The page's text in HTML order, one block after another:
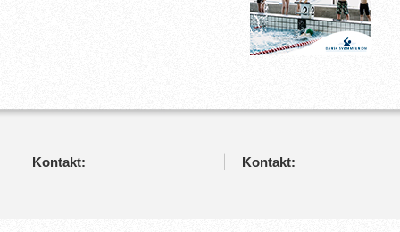
Kontakt: Kontakt: